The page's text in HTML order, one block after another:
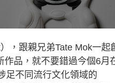
，跟親兄弟Tate Mok一起
作品，就不要錯過今個6月
足不同流行文化領域的